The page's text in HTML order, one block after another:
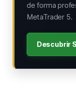
de forma
MetaTrader 5.
Descubrir